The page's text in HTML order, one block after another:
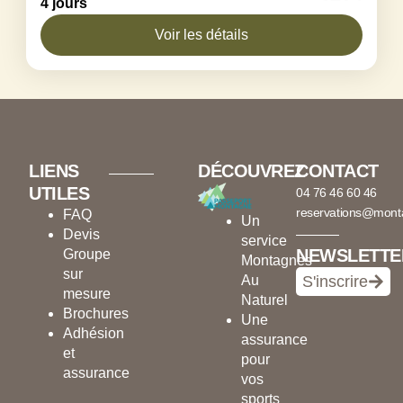
– Détente, nature et activités pour tous ! Offrez-
vous un séjour de 3 nuits (ou plus) en...
Alpes du Nord,Maison de Manigod
4 jours
Voir les détails
LIENS
UTILES
FAQ
Devis
Groupe
sur
mesure
Brochures
Adhésion
et
assurance
DÉCOUVREZ
Un
service
Montagnes
Au
Naturel
Une
assurance
pour
vos
sports
CONTACT
04 76 46 60 46
S'inscrire